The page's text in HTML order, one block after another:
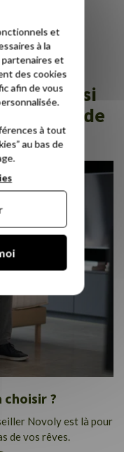
sont aussi
nuit de
choisir ?
Novoly est là pour
de vos rêves.
et
à la
et
des cookies
afin de vous
à tout
au bas de